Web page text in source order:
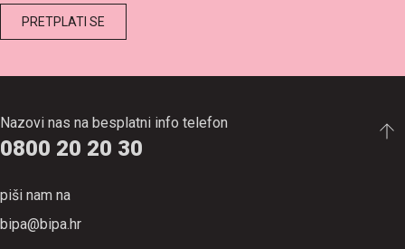
Nazovi nas na besplatni info telefon
0800 20 20 30
piši nam na
bipa@bipa.hr